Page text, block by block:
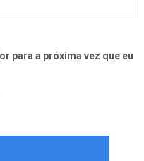
para a próxima vez que eu